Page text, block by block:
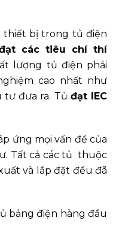
thiết bị trong tủ điện
các tiêu chí thí
lượng tủ điện phải
cao nhất như
tư đưa ra. Tủ đạt IEC
ứng mọi vấn đề của
Tất cả các tủ thuộc
và lắp đặt đều đã
bảng điện hàng đầu